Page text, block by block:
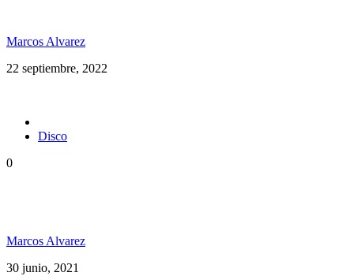
Marcos Alvarez
22 septiembre, 2022
Disco
0
Marcos Alvarez
30 junio, 2021